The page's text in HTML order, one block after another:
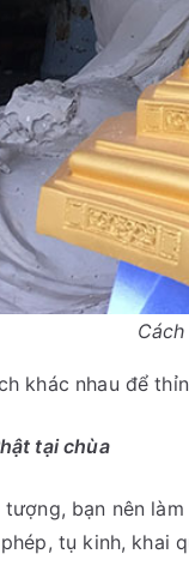
khác nhau để
tại chùa
tượng, bạn nên
tụ kinh, khai